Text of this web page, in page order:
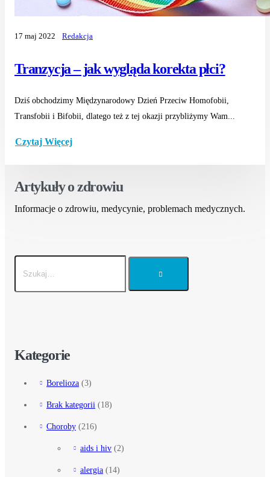
Tranzycja – jak wygląda korekta płci?
17 maj 2022 Redakcja
Dziś obchodzimy Międzynarodowy Dzień Przeciw Homofobii,
Transfobii i Bifobii, dlatego też z tej okazji przybliżymy Wam...
Czytaj Więcej
Artykuły o zdrowiu
Informacje o zdrowiu, medycynie, problemach medycznych.
Kategorie
Borelioza (3)
Brak kategorii (18)
Choroby (216)
aids i hiv (2)
alergia (14)